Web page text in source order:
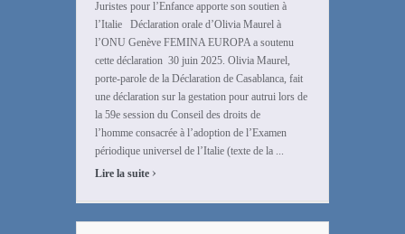
Juristes pour l’Enfance apporte son soutien à
l’Italie Déclaration orale d’Olivia Maurel à
l’ONU Genève FEMINA EUROPA a soutenu
cette déclaration 30 juin 2025. Olivia Maurel,
porte-parole de la Déclaration de Casablanca, fait
une déclaration sur la gestation pour autrui lors de
la 59e session du Conseil des droits de
l’homme consacrée à l’adoption de l’Examen
périodique universel de l’Italie (texte de la ...
Lire la suite ›